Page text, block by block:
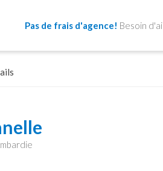
Pas de frais d'agence! Besoin